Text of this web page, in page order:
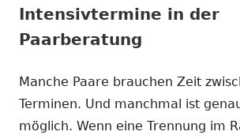
Intensivtermine in der
Paarberatung
Manche Paare brauchen Zeit
Terminen. Und manchmal ist
möglich. Wenn eine Trennung im